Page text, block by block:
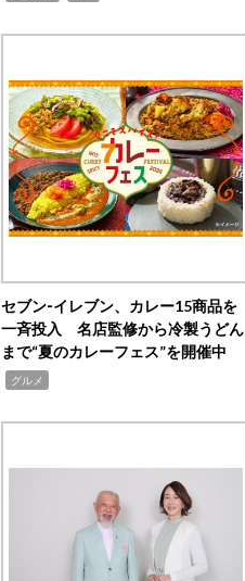
セブン‐イレブン、カレー15商品を
一斉投入 名店監修から冷製うどん
まで“夏のカレーフェス”を開催中
グルメ